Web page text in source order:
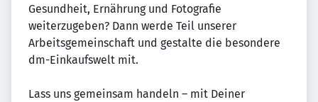
Gesundheit, Ernährung und Fotografie
weiterzugeben? Dann werde Teil unserer
Arbeitsgemeinschaft und gestalte die besondere
dm-Einkaufswelt mit.
Lass uns gemeinsam handeln – mit Deiner